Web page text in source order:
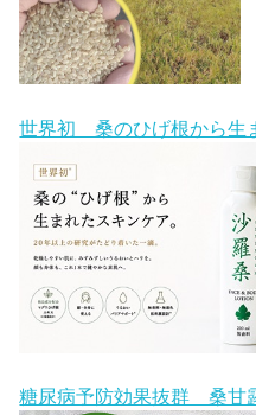
世界初 桑のひげ根から生
糖尿病予防効果抜群 桑甘